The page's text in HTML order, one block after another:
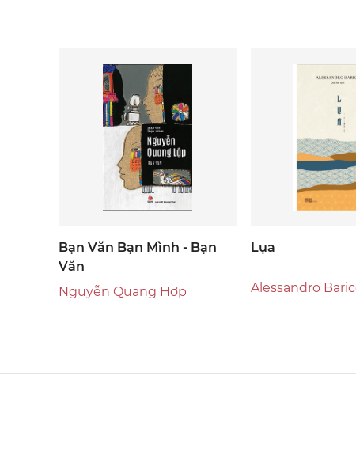
Bạn Văn Bạn Mình - Bạn
Văn
Nguyễn Quang Hợp
Lụa
Alessandro